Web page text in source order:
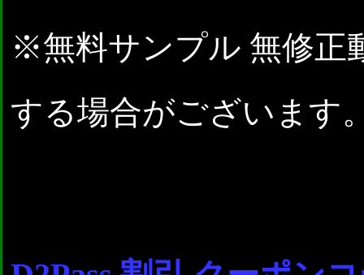
※無料サンプル 無修正
する場合がございます